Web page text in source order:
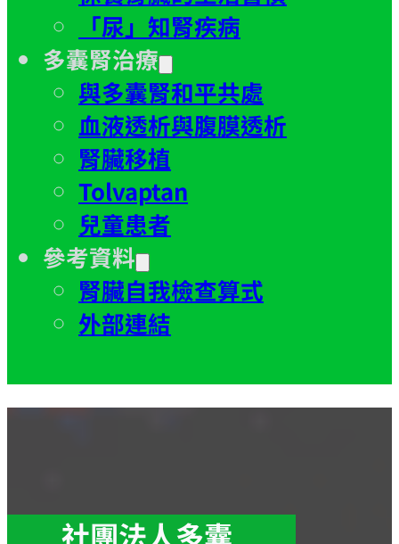
「尿」知腎疾病
多囊腎治療
與多囊腎和平共處
血液透析與腹膜透析
腎臟移植
Tolvaptan
兒童患者
參考資料
腎臟自我檢查算式
外部連結
社團法人多囊